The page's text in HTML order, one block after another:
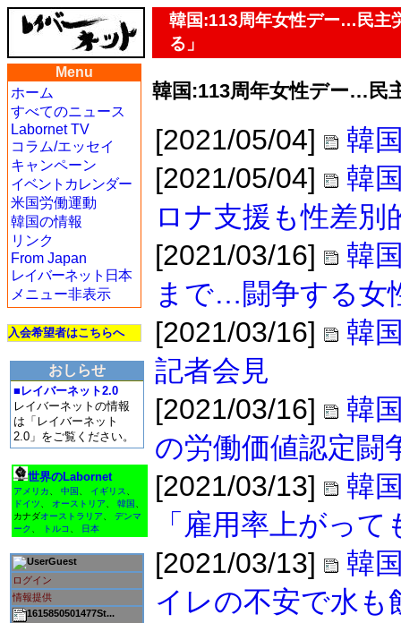
韓国:113周年女性デー…民主
る」
Menu
ホーム
すべてのニュース
Labornet TV
コラム/エッセイ
キャンペーン
イベントカレンダー
米国労働運動
韓国の情報
リンク
From Japan
レイバーネット日本
メニュー非表示
入会希望者はこちらへ
おしらせ
■レイバーネット2.0
レイバーネットの情報
は「レイバーネット
2.0」をご覧ください。
世界のLabornet
アメリカ 中国 イギリス
ドイツ
オーストリア 韓国
カナダオーストラリア
デンマ
ーク
トルコ 日本
Guest
ログイン
情報提供
1615850501477St...
韓国:113周年女性デー…民
[2021/05/04]
韓
[2021/05/04]
韓
ロナ支援も性差別
[2021/03/16]
韓
まで…闘争する女
[2021/03/16]
韓
記者会見
[2021/03/16]
韓
の労働価値認定闘
[2021/03/13]
韓
「雇用率上がっ
[2021/03/13]
韓
イレの不安で水も